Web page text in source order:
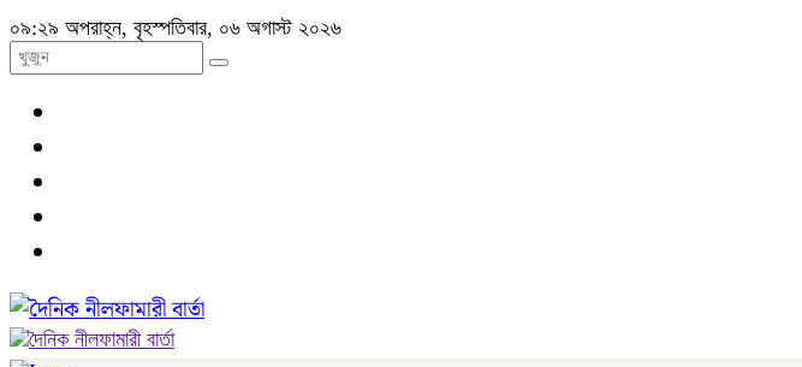
০৯:২৯ অপরাহ্ন, বৃহস্পতিবার, ০৬ অগাস্ট ২০২৬